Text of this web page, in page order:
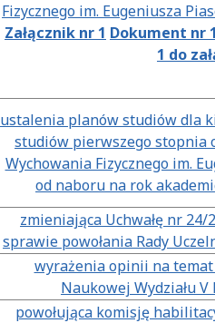
Fizycznego im. Eugeniusza
Załącznik nr 1 Dokument nr
1 do
ustalenia planów studiów dla
studiów pierwszego stopnia
Wychowania Fizycznego im.
od naboru na rok
zmieniająca Uchwałę nr
sprawie powołania Rady
wyrażenia opinii na
Naukowej Wydziału
powołująca komisję